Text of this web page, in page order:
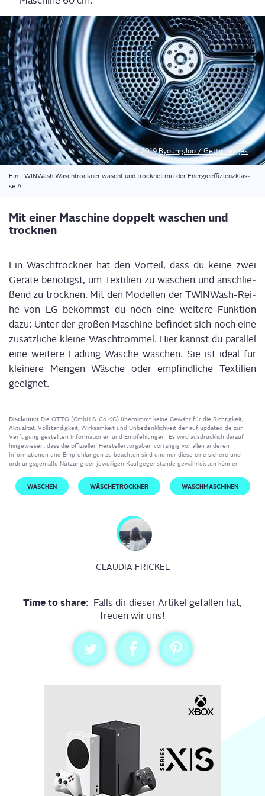
© 2019Byoung­Joo / Get­ty Images
Ein TWIN­Wa­sh Wasch­trock­ner wäscht und trock­net mit der Ener­gie­ef­fi­zi­enz­klas­
se A.
Mit einer Maschi­ne dop­pelt waschen und
trocknen
Ein Wasch­trock­ner hat den Vor­teil, dass du kei­ne zwei
Gerä­te benö­tigst, um Tex­ti­li­en zu waschen und anschlie­
ßend zu trock­nen. Mit den Model­len der TWIN­Wa­sh-Rei­
he von LG bekommst du noch eine wei­te­re Funk­ti­on
dazu: Unter der gro­ßen Maschi­ne befin­det sich noch eine
zusätz­li­che klei­ne Wasch­trom­mel. Hier kannst du par­al­lel
eine wei­te­re Ladung Wäsche waschen. Sie ist ide­al für
klei­ne­re Men­gen Wäsche oder emp­find­li­che Tex­ti­li­en
geeignet.
Disclaimer Die OTTO (GmbH & Co KG) übernimmt keine Gewähr für die Richtigkeit,
Aktualität, Vollständigkeit, Wirksamkeit und Unbedenklichkeit der auf updated.de zur
Verfügung gestellten Informationen und Empfehlungen. Es wird ausdrücklich darauf
hingewiesen, dass die offiziellen Herstellervorgaben vorrangig vor allen anderen
Informationen und Empfehlungen zu beachten sind und nur diese eine sichere und
ordnungsgemäße Nutzung der jeweiligen Kaufgegenstände gewährleisten können.
WASCHEN WÄSCHETROCKNER WASCHMASCHINEN
CLAUDIA FRICKEL
Time to share: Falls dir dieser Artikel gefallen hat,
freuen wir uns!